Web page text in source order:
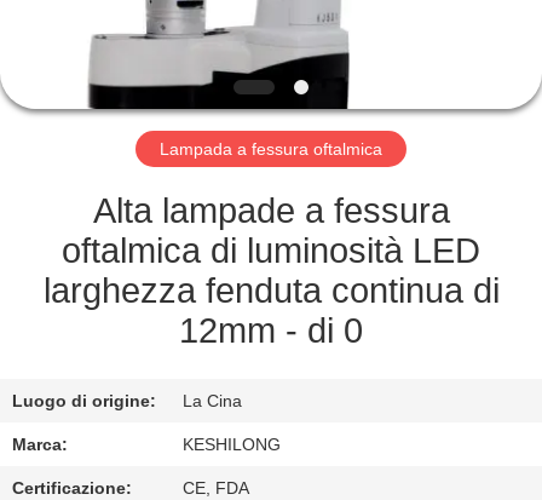
FABBRICA
CONTROLLO
DI
QUALITÀ
CONTATTICI
RICHIEDA
CITAZIONE
MAPPA
Lampada a fessura oftalmica
Alta lampade a fessura
oftalmica di luminosità LED
larghezza fenduta continua di
12mm - di 0
Luogo di origine: La Cina
Marca: KESHILONG
Certificazione: CE, FDA